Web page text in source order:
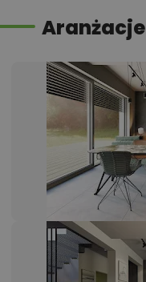
Aranżacje